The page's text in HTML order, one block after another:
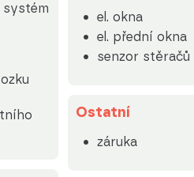
el. okna
el. přední okna
senzor stěračů
Ostatní
záruka